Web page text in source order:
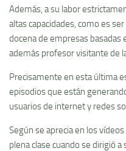
Además, a su labor
altas capacidades, como es
docena de empresas basadas
además profesor visitante de
Precisamente en esta última
episodios que están
usuarios de internet y redes
Según se aprecia en los
plena clase cuando se dirigió